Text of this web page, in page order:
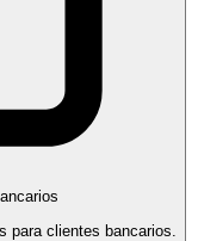
para clientes bancarios.